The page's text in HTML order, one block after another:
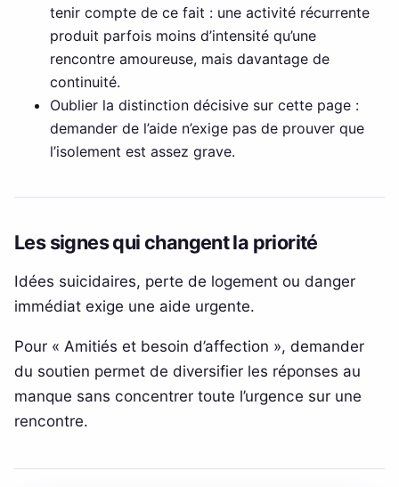
tenir compte de ce fait : une activité récurrente
produit parfois moins d’intensité qu’une
rencontre amoureuse, mais davantage de
continuité.
Oublier la distinction décisive sur cette page :
demander de l’aide n’exige pas de prouver que
l’isolement est assez grave.
Les signes qui changent la priorité
Idées suicidaires, perte de logement ou danger
immédiat exige une aide urgente.
Pour « Amitiés et besoin d’affection », demander
du soutien permet de diversifier les réponses au
manque sans concentrer toute l’urgence sur une
rencontre.